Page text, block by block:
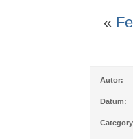
«
Autor:
Datum: